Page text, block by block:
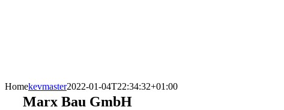
Homekevmaster2022-01-04T22:34:32+01:00
Marx Bau GmbH